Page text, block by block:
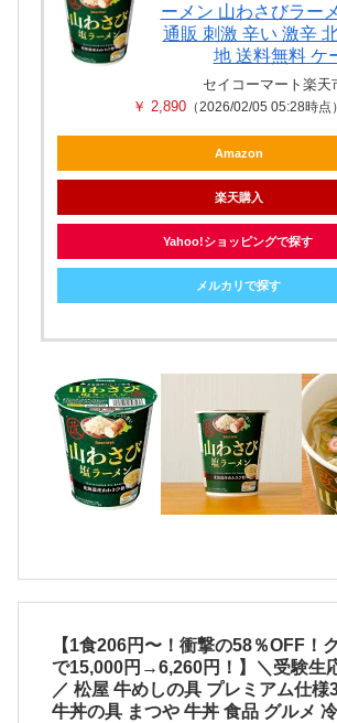
ーメン 山わさびラー
通販 刺激 辛い 激辛
地 送料無料 ケ
セイコーマート楽天
￥ 2,890 （2026/02/05 05:28時点
Amazon
楽天購入
Yahoo!ショッピングで探す
メルカリで探す
【1食206円〜！衝撃の58％OFF！
で15,000円→6,260円！】＼受験生
／ 松屋 牛めしの具 プレミアム仕様
牛丼の具 まつや 牛丼 食品 グルメ